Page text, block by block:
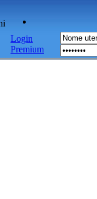
Login
Premium